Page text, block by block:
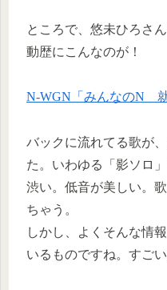
ところで、悠未ひろさ
動歴にこんなのが！
N-WGN「みんなのN 就
バックに流れてる歌が
た。いわゆる「影ソロ」
渋い。低音が美しい。
ちゃう。
しかし、よくそんな情
いるものですね。すごい